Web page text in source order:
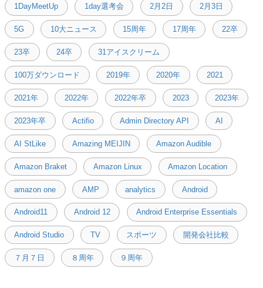
1DayMeetUp 1day選考会 2月2日 2月3日
5G 10大ニュース 15周年 17周年 22卒
23卒 24卒 31アイスクリーム
100万ダウンロード 2019年 2020年 2021
2021年 2022年 2022年卒 2023 2023年
2023年卒 Actifio Admin Directory API AI
AI StLike Amazing MEIJIN Amazon Audible
Amazon Braket Amazon Linux Amazon Location
amazon one AMP analytics Android
Android11 Android 12 Android Enterprise Essentials
Android Studio TV スポーツ 開発会社比較
７月７日 ８周年 ９周年